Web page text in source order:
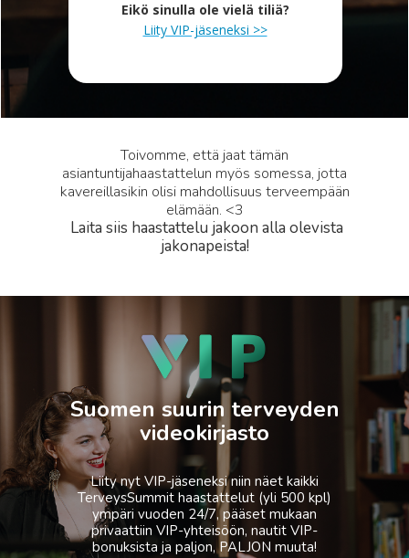
Eikö sinulla ole vielä tiliä?
Liity VIP-jäseneksi >>
Toivomme, että jaat tämän
asiantuntijahaastattelun myös somessa, jotta
kavereillasikin olisi mahdollisuus terveempään
elämään. <3
Laita siis haastattelu jakoon alla olevista
jakonapeista!
Suomen suurin terveyden
videokirjasto
Liity nyt VIP-jäseneksi niin näet kaikki
TerveysSummit haastattelut (yli 500 kpl)
ympäri vuoden 24/7, pääset mukaan
privaattiin VIP-yhteisöön, nautit VIP-
bonuksista ja paljon, PALJON muuta!